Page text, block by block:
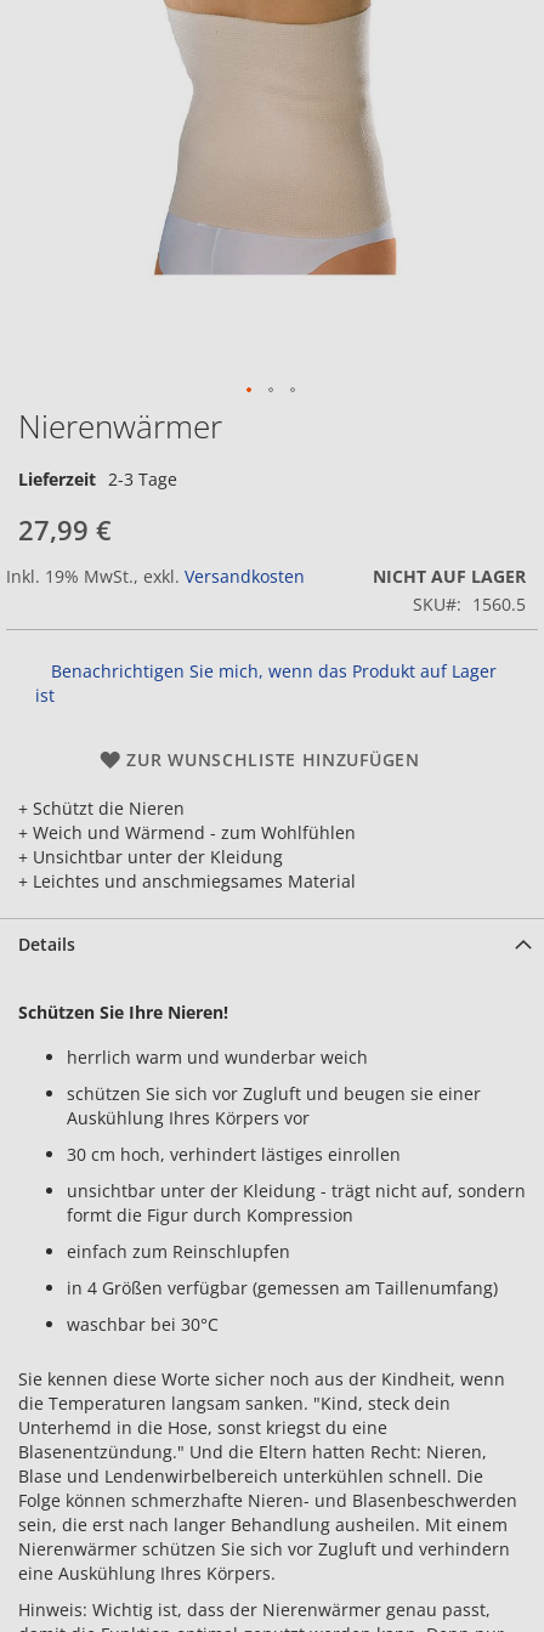
Nierenwärmer
Lieferzeit 2-3 Tage
27,99 €
Inkl. 19% MwSt., exkl. Versandkosten
NICHT AUF LAGER
SKU
1560.5
Benachrichtigen Sie mich, wenn das Produkt auf Lager
ist
ZUR WUNSCHLISTE HINZUFÜGEN
+ Schützt die Nieren
+ Weich und Wärmend - zum Wohlfühlen
+ Unsichtbar unter der Kleidung
+ Leichtes und anschmiegsames Material
Details
Schützen Sie Ihre Nieren!
herrlich warm und wunderbar weich
schützen Sie sich vor Zugluft und beugen sie einer
Auskühlung Ihres Körpers vor
30 cm hoch, verhindert lästiges einrollen
unsichtbar unter der Kleidung - trägt nicht auf, sondern
formt die Figur durch Kompression
einfach zum Reinschlupfen
in 4 Größen verfügbar (gemessen am Taillenumfang)
waschbar bei 30°C
Sie kennen diese Worte sicher noch aus der Kindheit, wenn
die Temperaturen langsam sanken. "Kind, steck dein
Unterhemd in die Hose, sonst kriegst du eine
Blasenentzündung." Und die Eltern hatten Recht: Nieren,
Blase und Lendenwirbelbereich unterkühlen schnell. Die
Folge können schmerzhafte Nieren- und Blasenbeschwerden
sein, die erst nach langer Behandlung ausheilen. Mit einem
Nierenwärmer schützen Sie sich vor Zugluft und verhindern
eine Auskühlung Ihres Körpers.
Hinweis: Wichtig ist, dass der Nierenwärmer genau passt,